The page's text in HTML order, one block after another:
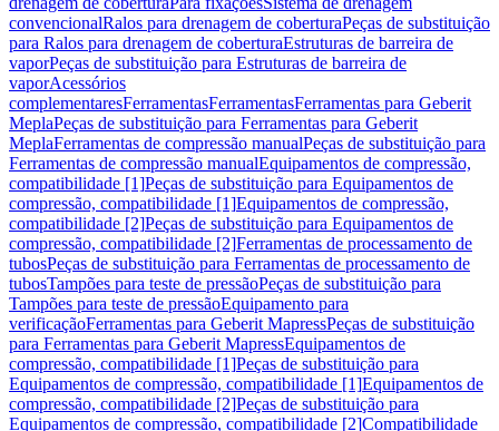
convencionalRalos para drenagem de coberturaPeças de substituição
para Ralos para drenagem de coberturaEstruturas de barreira de
vaporPeças de substituição para Estruturas de barreira de
vaporAcessórios
complementaresFerramentasFerramentasFerramentas para Geberit
MeplaPeças de substituição para Ferramentas para Geberit
MeplaFerramentas de compressão manualPeças de substituição para
Ferramentas de compressão manualEquipamentos de compressão,
compatibilidade [1]Peças de substituição para Equipamentos de
compressão, compatibilidade [1]Equipamentos de compressão,
compatibilidade [2]Peças de substituição para Equipamentos de
compressão, compatibilidade [2]Ferramentas de processamento de
tubosPeças de substituição para Ferramentas de processamento de
tubosTampões para teste de pressãoPeças de substituição para
Tampões para teste de pressãoEquipamento para
verificaçãoFerramentas para Geberit MapressPeças de substituição
para Ferramentas para Geberit MapressEquipamentos de
compressão, compatibilidade [1]Peças de substituição para
Equipamentos de compressão, compatibilidade [1]Equipamentos de
compressão, compatibilidade [2]Peças de substituição para
Equipamentos de compressão, compatibilidade [2]Compatibilidade